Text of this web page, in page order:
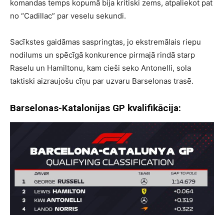
komandas temps kopumā bija kritiski zems, atpaliekot pat
no “Cadillac” par veselu sekundi.
Sacīkstes gaidāmas saspringtas, jo ekstremālais riepu
nodilums un spēcīgā konkurence pirmajā rindā starp
Raselu un Hamiltonu, kam cieši seko Antonelli, sola
taktiski aizraujošu cīņu par uzvaru Barselonas trasē.
Barselonas-Katalonijas GP kvalifikācija: